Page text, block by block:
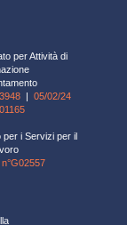
per Attività di
| 05/02/24
per i Servizi per il